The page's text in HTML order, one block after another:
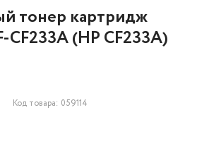
тонер картридж
CF233A (HP CF233A)
Код товара: 059114